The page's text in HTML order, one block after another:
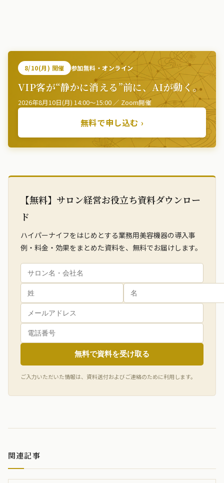
8/10(月) 開催 参加無料・オンライン
VIP客が“静かに消える”前に、AIが動く。
2026年8月10日(月) 14:00〜15:00 ／ Zoom開催
無料で申し込む ›
【無料】サロン経営お役立ち資料ダウンロー
ド
ハイパーナイフをはじめとする業務用美容機器の導入事
例・料金・効果をまとめた資料を、無料でお届けします。
無料で資料を受け取る
ご入力いただいた情報は、資料送付およびご連絡のために利用します。
関連記事